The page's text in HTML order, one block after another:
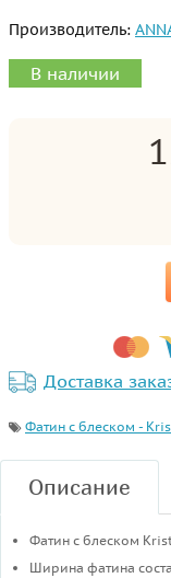
Производитель:
В наличии
Доставка
Фатин с блеском -
Описание
Фатин с блеском
Ширина фатина